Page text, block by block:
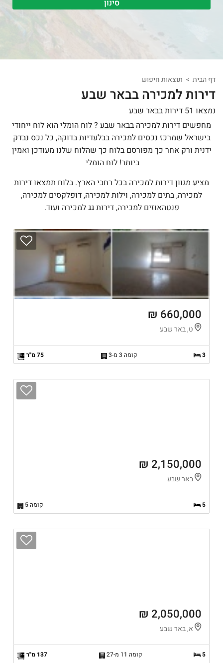
דף הבית תוצאות חיפוש
דירות למכירה בבאר שבע
נמצאו 51 דירות בבאר שבע
מחפשים דירות למכירה בבאר שבע ? לוח הומלי הוא לוח ייחודי
בישראל שמרכז נכסים למכירה בבלעדיות בדוקה, כל נכס נבדק
ידנית ורק אחר כך מפורסם בלוח כך שהלוח שלנו מעודכן ואמין
ביותר! לוח הומלי
מציע מגוון דירות למכירה בכל רחבי הארץ. בלוח תמצאו דירות
למכירה, בתים למכירה, וילות למכירה, דופלקסים למכירה,
פנטהאוזים למכירה, דירות גג למכירה ועוד.
660,000 ₪
ט, באר שבע
3 קומה 3 מ-3 75 מ"ר
2,150,000 ₪
באר שבע
5 קומה 5
2,050,000 ₪
א, באר שבע
5 קומה 11 מ-27 137 מ"ר